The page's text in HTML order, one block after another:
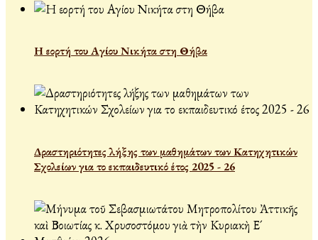
Η εορτή του Αγίου Νικήτα στη Θήβα
Δραστηριότητες λήξης των μαθημάτων των Κατηχητικών
Σχολείων για το εκπαιδευτικό έτος 2025 - 26